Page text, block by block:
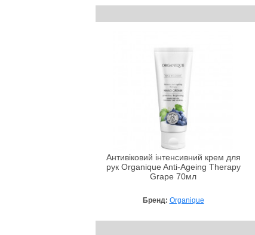
Антивіковий інтенсивний крем для
рук Organique Anti-Ageing Therapy
Grape 70мл
Бренд: Organique